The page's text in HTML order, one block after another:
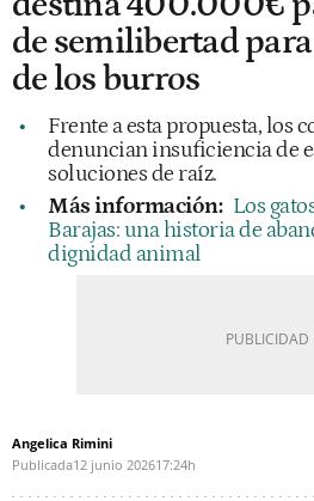
de semilibertad
de los burros
Frente a esta propuesta, los
denuncian insuficiencia de
soluciones de raíz.
Más información: Los
Barajas: una historia de
dignidad animal
Angelica Rimini
Publicada12 junio 202617:24h